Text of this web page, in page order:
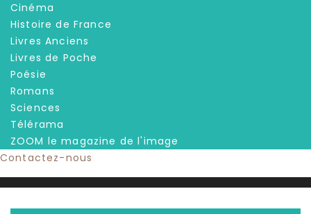
Cinéma
Histoire de France
Livres Anciens
Livres de Poche
Poésie
Romans
Sciences
Télérama
ZOOM le magazine de l'image
Contactez-nous